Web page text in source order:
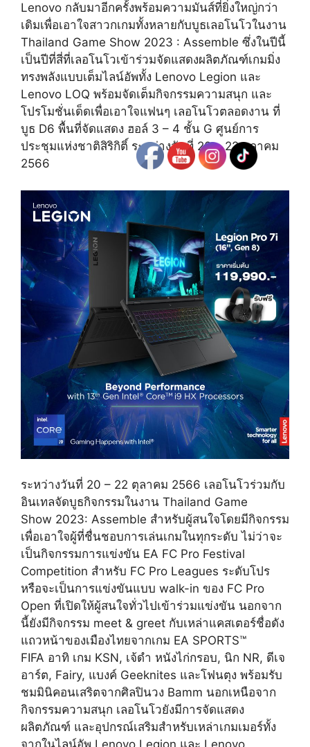
Lenovo กลับมาอีกครั้งพร้อมความมันส์ที่ยิ่งใหญ่กว่า
เดิมเพื่อเอาใจสาวกเกมทั้งหลายกับบูธเลอโนโวในงาน
Thailand Game Show 2023 : Assemble ซึ่งในปีนี้
เป็นปีที่สี่ที่เลอโนโวเข้าร่วมจัดแสดงผลิตภัณฑ์เกมมิ่ง
ทรงพลังแบบเต็มไลน์อัพทั้ง Lenovo Legion และ
Lenovo LOQ พร้อมจัดเต็มกิจกรรมความสนุก และ
โปรโมชั่นเด็ดเพื่อเอาใจแฟนๆ เลอโนโวตลอดงาน ที่
บูธ D6 พื้นที่จัดแสดง ฮอล์ 3 – 4 ชั้น G ศูนย์การ
ประชุมแห่งชาติสิริกิติ์ ระหว่างวันที่ 20 – 22 ตุลาคม
2566
ระหว่างวันที่ 20 – 22 ตุลาคม 2566 เลอโนโวร่วมกับ
อินเทลจัดบูธกิจกรรมในงาน Thailand Game
Show 2023: Assemble สำหรับผู้สนใจโดยมีกิจกรรม
เพื่อเอาใจผู้ที่ชื่นชอบการเล่นเกมในทุกระดับ ไม่ว่าจะ
เป็นกิจกรรมการแข่งขัน EA FC Pro Festival
Competition สำหรับ FC Pro Leagues ระดับโปร
หรือจะเป็นการแข่งขันแบบ walk-in ของ FC Pro
Open ที่เปิดให้ผู้สนใจทั่วไปเข้าร่วมแข่งขัน นอกจาก
นี้ยังมีกิจกรรม meet & greet กับเหล่าแคสเตอร์ชื่อดัง
แถวหน้าของเมืองไทยจากเกม EA SPORTS™
FIFA อาทิ เกม KSN, เจ้ดำ หนังไก่กรอบ, นิก NR, ดีเจ
อาร์ต, Fairy, แบงค์ Geeknites และโฟนตุง พร้อมรับ
ชมมินิคอนเสริตจากศิลปินวง Bamm นอกเหนือจาก
กิจกรรมความสนุก เลอโนโวยังมีการจัดแสดง
ผลิตภัณฑ์ และอุปกรณ์เสริมสำหรับเหล่าเกมเมอร์ทั้ง